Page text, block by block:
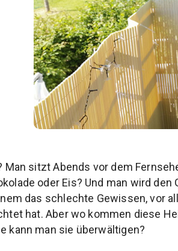
Man sitzt Abends vor dem
oder Eis? Und man wird
das schlechte Gewissen, vor
hat. Aber wo kommen diese
kann man sie überwältigen?